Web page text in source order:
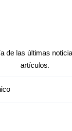
de las últimas
artículos.